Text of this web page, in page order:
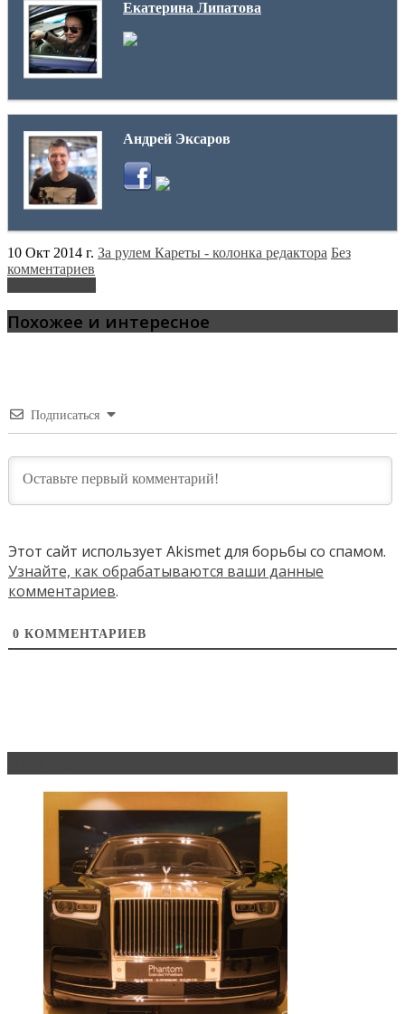
Екатерина Липатова
Андрей Эксаров
10 Окт 2014 г. За рулем Кареты - колонка редактора Без
комментариев
Похожее и интересное
Подписаться
Этот сайт использует Akismet для борьбы со спамом.
Узнайте, как обрабатываются ваши данные
комментариев.
0 КОММЕНТАРИЕВ